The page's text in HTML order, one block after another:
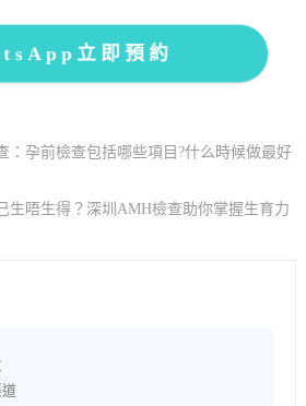
立即預約
：孕前檢查包括哪些項目?什么時候做最好
生唔生得？深圳AMH檢查助你掌握生育力